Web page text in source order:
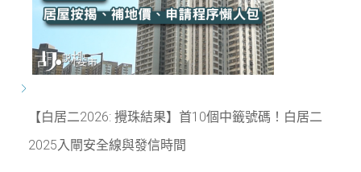
【白居二2026: 攪珠結果】首10個中籤號碼！白居二
2025入閘安全線與發信時間